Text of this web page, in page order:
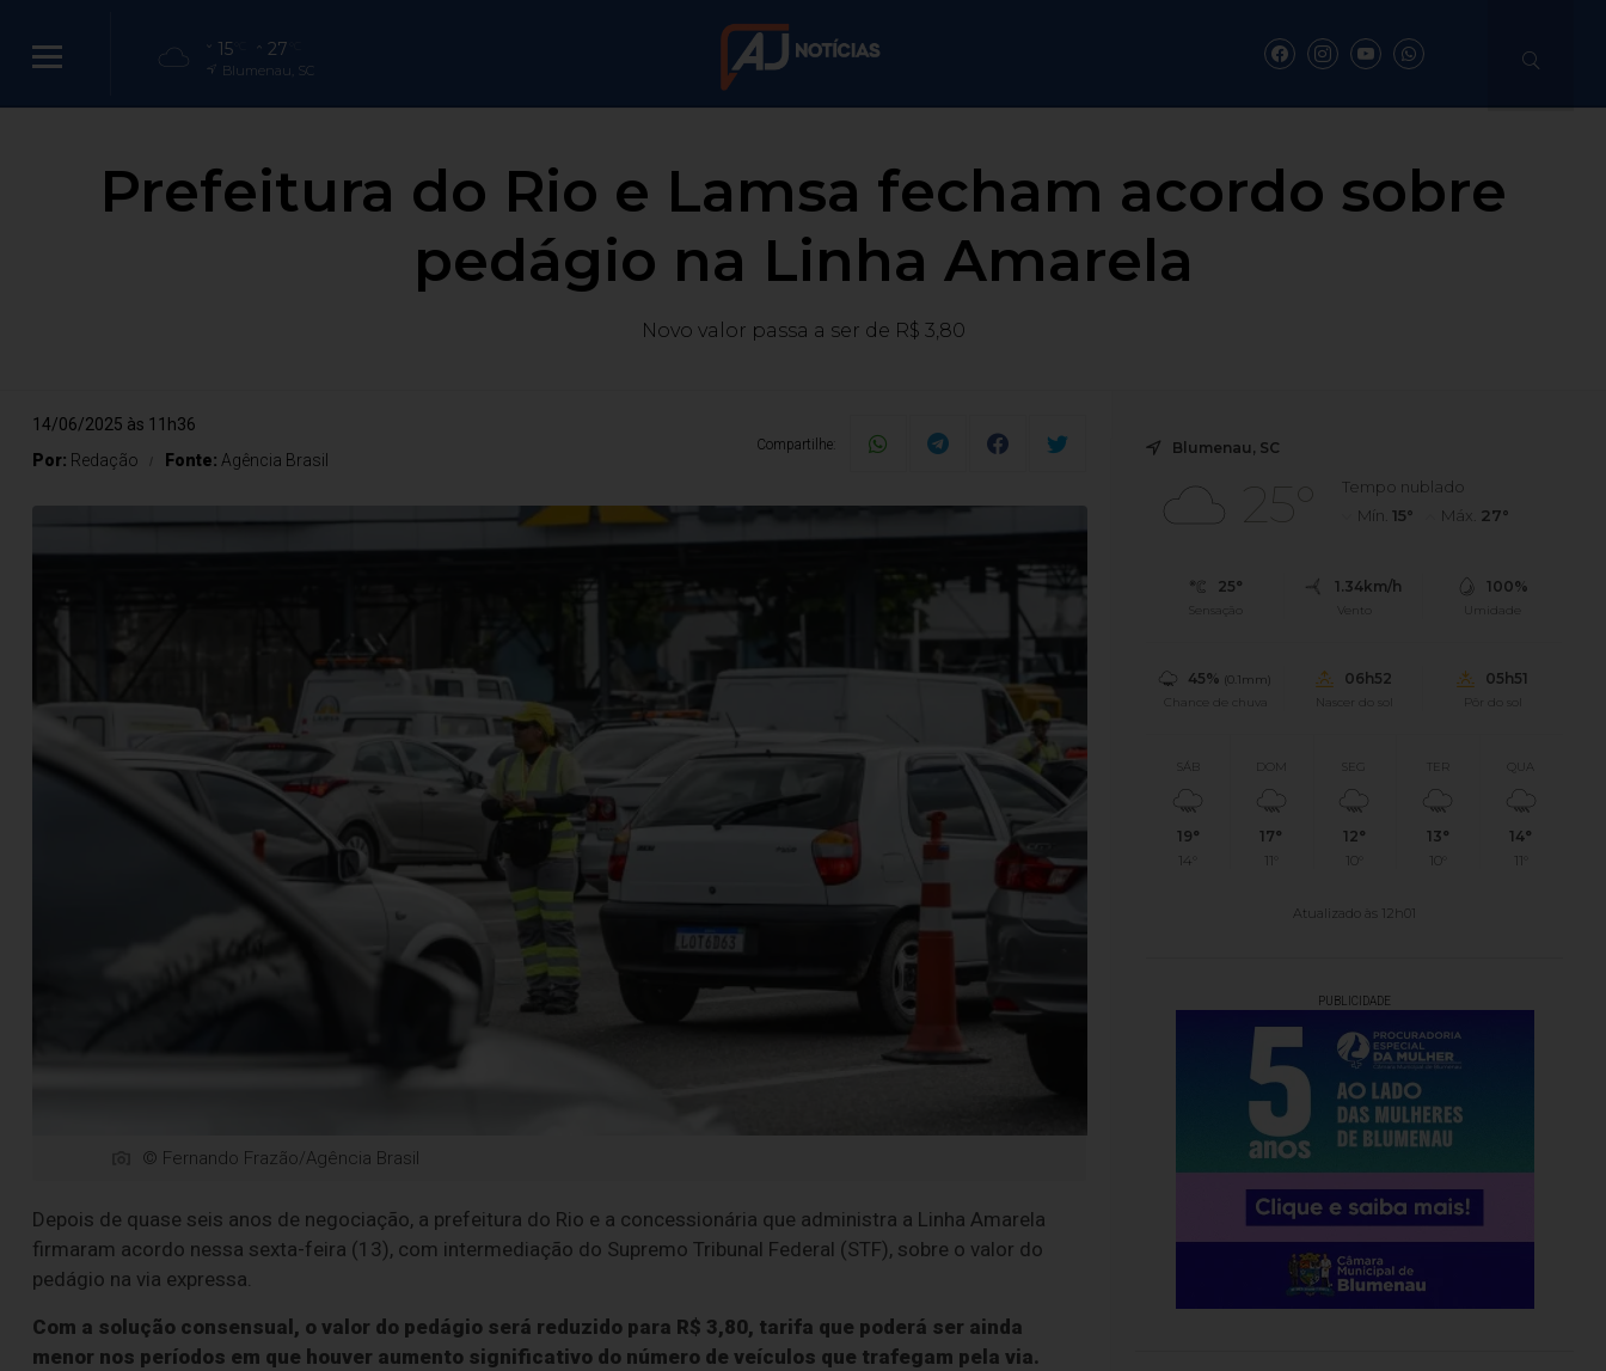
15 27
Blumenau, SC
Prefeitura do Rio e Lamsa fecham acordo sobre
pedágio na Linha Amarela
Novo valor passa a ser de R$ 3,80
14/06/2025 às 11h36
Por: Redação Fonte: Agência Brasil
Compartilhe:
© Fernando Frazão/Agência Brasil
Depois de quase seis anos de negociação, a prefeitura do Rio e a concessionária que administra a Linha Amarela
firmaram acordo nessa sexta-feira (13), com intermediação do Supremo Tribunal Federal (STF), sobre o valor do
pedágio na via expressa.
Com a solução consensual, o valor do pedágio será reduzido para R$ 3,80, tarifa que poderá ser ainda
menor nos períodos em que houver aumento significativo do número de veículos que trafegam pela via.
Blumenau, SC
25°
Tempo nublado
Mín.15° Máx. 27°
25°
Sensação
1.34km/h
Vento
100%
Umidade
45% (0.1mm)
Chance de chuva
06h52
Nascer do sol
05h51
Pôr do sol
SÁB
19°
14°
DOM
17°
11°
12°
10°
TER
13°
10°
QUA
14°
11°
Atualizado às 12h01
PUBLICIDADE